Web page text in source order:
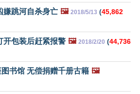
嫌跳河自杀身亡 🖼️ 2018/5/13 (45,862
包装后赶紧报警 🖼️ 2018/2/20 (44,736
书馆 无偿捐赠千册古籍 🖼️